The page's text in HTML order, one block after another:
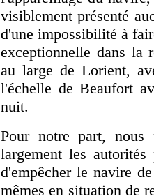
visiblement présenté
d'une impossibilité à
exceptionnelle dans la
au large de Lorient,
l'échelle de Beaufort
nuit.
Pour notre part, nous
largement les
d'empêcher le navire
mêmes en situation de